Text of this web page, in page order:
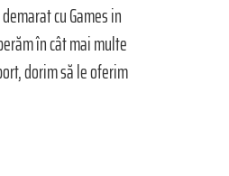
cu Games in
în cât mai multe
dorim să le oferim